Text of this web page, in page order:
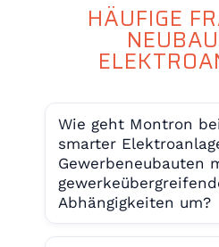
HÄUFIGE
Wie geht Montron
smarter
Gewerbeneubauten
Abhängigkeiten um?